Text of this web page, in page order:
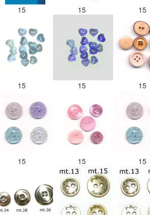
15 15 15
15 15 15
15 15 15